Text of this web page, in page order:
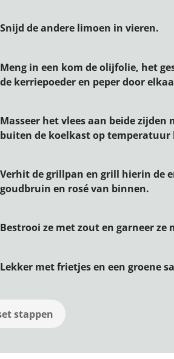
Snijd de andere limoen in vieren.
Meng in een kom de olijfolie, het
de kerriepoeder en peper door
Masseer het vlees aan beide
buiten de koelkast op temperatuur
Verhit de grillpan en grill hierin de
goudbruin en rosé van binnen.
Bestrooi ze met zout en garneer ze
Lekker met frietjes en een groene
stappen